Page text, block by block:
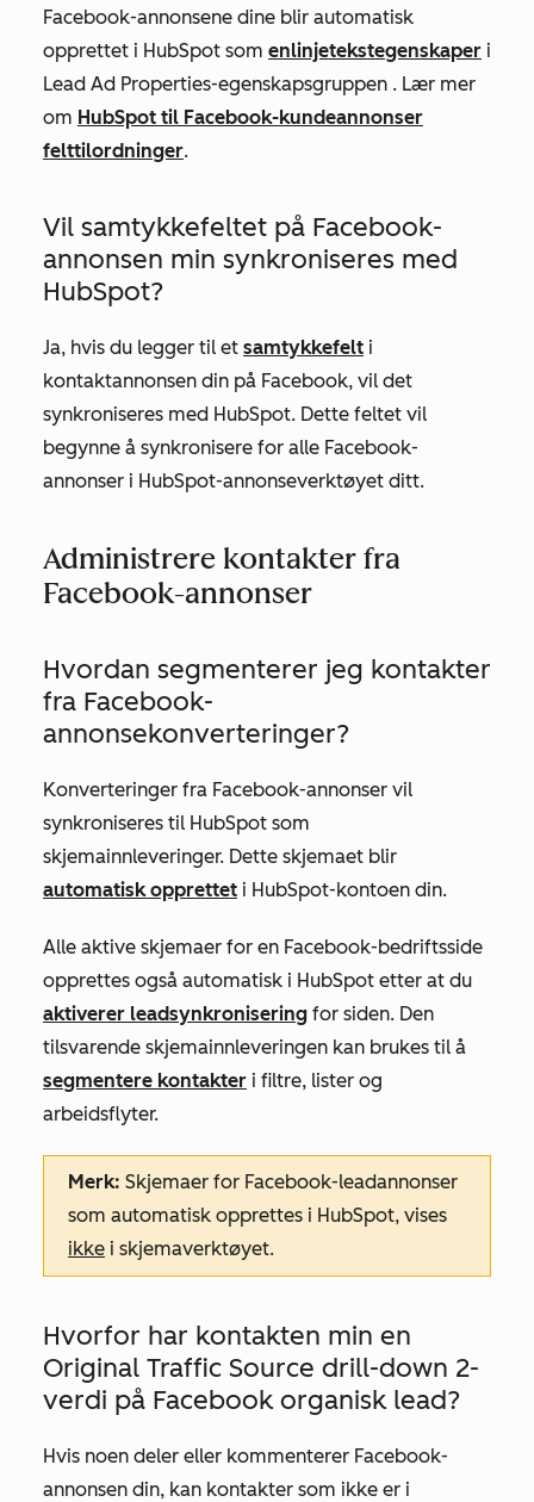
Facebook-annonsene dine blir automatisk
opprettet i HubSpot som enlinjetekstegenskaper i
Lead Ad Properties-egenskapsgruppen . Lær mer
om HubSpot til Facebook-kundeannonser
felttilordninger.
Vil samtykkefeltet på Facebook-
annonsen min synkroniseres med
HubSpot?
Ja, hvis du legger til et samtykkefelt i
kontaktannonsen din på Facebook, vil det
synkroniseres med HubSpot. Dette feltet vil
begynne å synkronisere for alle Facebook-
annonser i HubSpot-annonseverktøyet ditt.
Administrere kontakter fra
Facebook-annonser
Hvordan segmenterer jeg kontakter
fra Facebook-
annonsekonverteringer?
Konverteringer fra Facebook-annonser vil
synkroniseres til HubSpot som
skjemainnleveringer. Dette skjemaet blir
automatisk opprettet i HubSpot-kontoen din.
Alle aktive skjemaer for en Facebook-bedriftsside
opprettes også automatisk i HubSpot etter at du
aktiverer leadsynkronisering for siden. Den
tilsvarende skjemainnleveringen kan brukes til å
segmentere kontakter i filtre, lister og
arbeidsflyter.
Merk: Skjemaer for Facebook-leadannonser
som automatisk opprettes i HubSpot, vises
ikke i skjemaverktøyet.
Hvorfor har kontakten min en
Original Traffic Source drill-down 2-
verdi på Facebook organisk lead?
Hvis noen deler eller kommenterer Facebook-
annonsen din, kan kontakter som ikke er i